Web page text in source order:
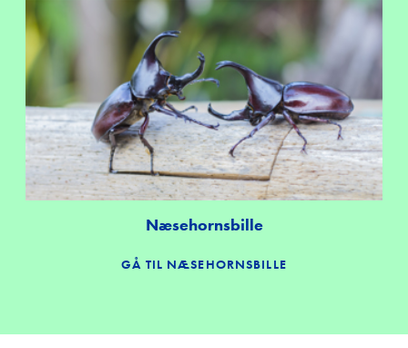
Næsehornsbille
GÅ TIL NÆSEHORNSBILLE